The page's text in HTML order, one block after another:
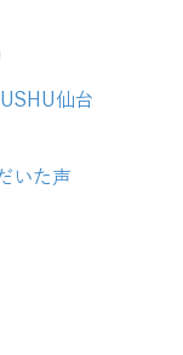
仙台
いた声